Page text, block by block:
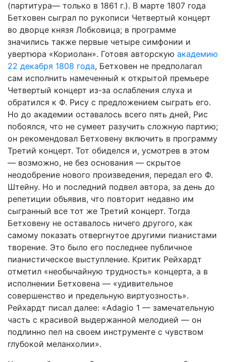
(партитура— только в 1861 г.). В марте 1807 года
Бетховен сыграл по рукописи Четвертый концерт
во дворце князя Лобковица; в программе
значились также первые четыре симфонии и
увертюра «Кориолан». Готовя авторскую академию
22 декабря 1808 года, Бетховен не предполагал
сам исполнить намеченный к открытой премьере
Четвертый концерт из-за ослабления слуха и
обратился к Ф. Рису с предложением сыграть его.
Но до академии оставалось всего пять дней, Рис
побоялся, что не сумеет разучить сложную партию;
он рекомендовал Бетховену включить в программу
Третий концерт. Тот обиделся и, усмотрев в этом
— возможно, не без основания — скрытое
неодобрение нового произведения, передал его Ф.
Штейну. Но и последний подвел автора, за день до
репетиции объявив, что повторит недавно им
сыгранный все тот же Третий концерт. Тогда
Бетховену не оставалось ничего другого, как
самому показать отвергнутое другими пианистами
творение. Это было его последнее публичное
пианистическое выступление. Критик Рейхардт
отметил «необычайную трудность» концерта, а в
исполнении Бетховена — «удивительное
совершенство и предельную виртуозность».
Рейхардт писал далее: «Adagio 1 — замечательную
часть с красивой выдержанной мелодией — он
подлинно пел на своем инструменте с чувством
глубокой меланхолии».